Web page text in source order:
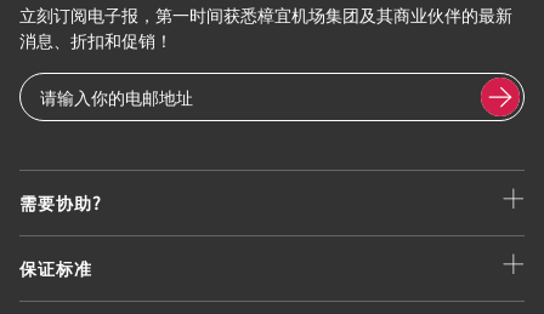
需要协助?
保证标准
立刻订阅电子报，第一时间获悉樟宜机场集团及其商业伙伴的最新
消息、折扣和促销！